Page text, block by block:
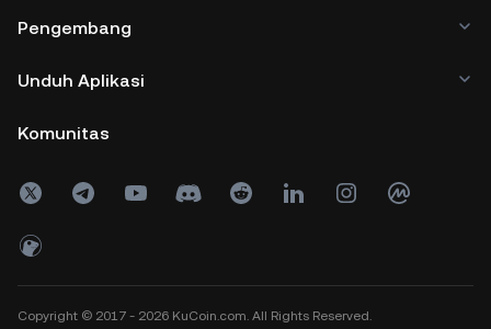
Pengembang
Unduh Aplikasi
Komunitas
Copyright © 2017 - 2026 KuCoin.com. All Rights Reserved.